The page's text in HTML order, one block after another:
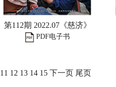
第112期 2022.07《慈济》
PDF电子书
11 12 13 14 15 下一页 尾页